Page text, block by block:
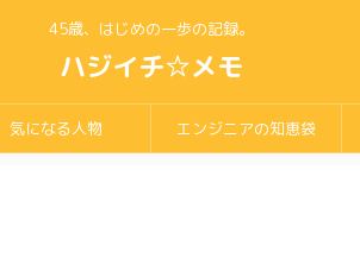
45歳、はじめの一歩の記録。
ハジイチ☆メモ
気になる人物 エンジニアの知恵袋